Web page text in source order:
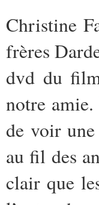
Christine
frères
dvd du
notre amie.
de voir
au fil des
clair que